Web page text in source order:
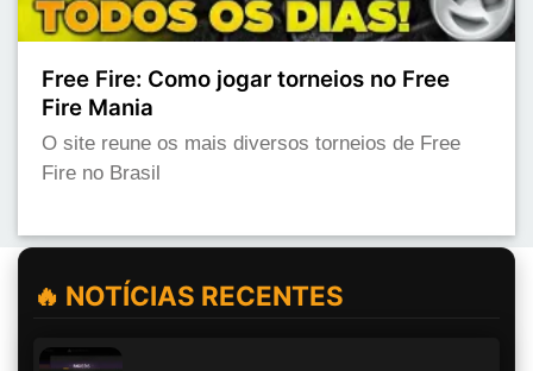
Free Fire: Como jogar torneios no Free
Fire Mania
O site reune os mais diversos torneios de Free
Fire no Brasil
🔥 NOTÍCIAS RECENTES